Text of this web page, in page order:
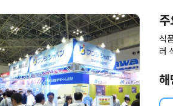
식
러